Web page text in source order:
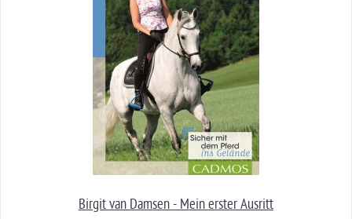
Birgit van Damsen - Mein erster Ausritt